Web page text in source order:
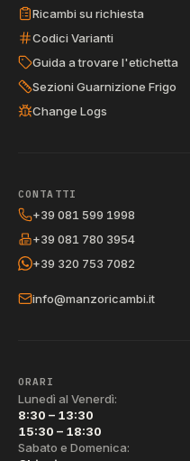
Ricambi su richiesta
Codici Varianti
Guida a trovare l'etichetta
Sezioni Guarnizione Frigo
Change Logs
CONTATTI
+39 081 599 1998
+39 081 780 3954
+39 320 753 7082
info@manzoricambi.it
ORARI
Lunedì al Venerdì:
8:30 – 13:30
15:30 – 18:30
Sabato e Domenica: